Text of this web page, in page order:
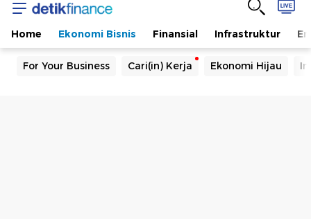
Home Ekonomi Bisnis Finansial Infrastruktur
For Your Business Cari(in) Kerja Ekonomi Hijau